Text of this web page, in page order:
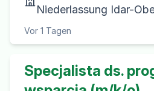
Niederlassung Idar-
Vor 1 Tagen
Specjalista ds.